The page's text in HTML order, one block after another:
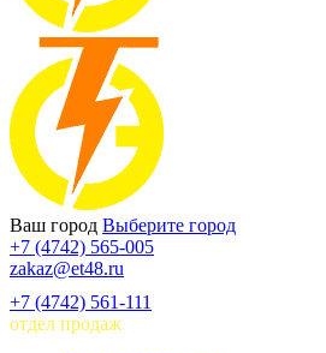
Ваш город Выберите город
+7 (4742) 565-005
zakaz@et48.ru
+7 (4742) 561-111
отдел продаж